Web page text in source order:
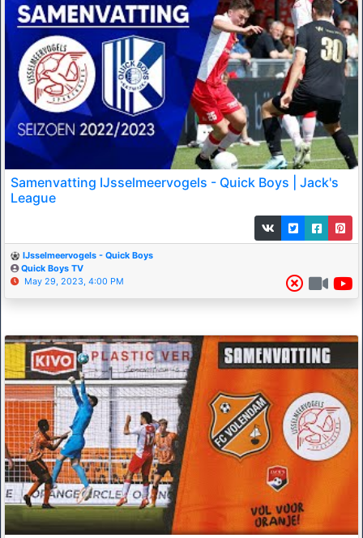
Samenvatting IJsselmeervogels - Quick Boys | Jack's
League
IJsselmeervogels - Quick Boys
Quick Boys TV
May 29, 2023, 4:00 PM